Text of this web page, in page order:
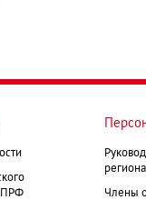
Члены